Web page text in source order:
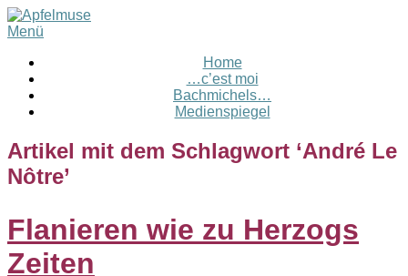
Menü
Home
…c’est moi
Bachmichels…
Medienspiegel
Artikel mit dem Schlagwort ‘André Le
Nôtre’
Flanieren wie zu Herzogs
Zeiten